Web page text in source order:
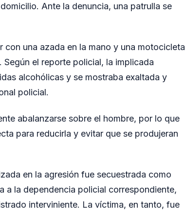
Ante la denuncia, una patrulla se
una azada en la mano y una motocicleta
el reporte policial, la implicada
alcohólicas y se mostraba exaltada y
policial.
abalanzarse sobre el hombre, por lo que
para reducirla y evitar que se produjeran
en la agresión fue secuestrada como
a la dependencia policial correspondiente,
interviniente. La víctima, en tanto, fue